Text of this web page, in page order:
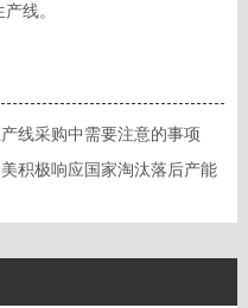
线。
线采购中需要注意的事项
积极响应国家淘汰落后产能